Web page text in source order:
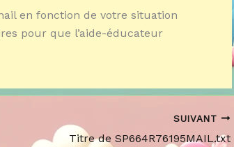
en fonction de votre situation
pour que l’aide-éducateur
SUIVANT
Titre de SP664R76195MAIL.txt